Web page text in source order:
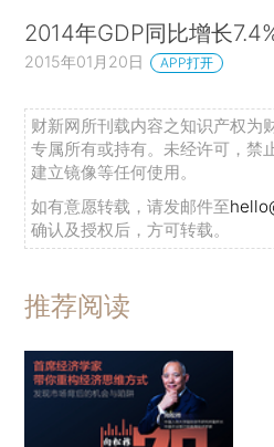
2014年GDP同比增长
2015年01月20日 APP打开
财新网所刊载内容之知识产权为
专属所有或持有。未经许可，禁
建立镜像等任何使用。
如有意愿转载，请发邮件至
确认及授权后，方可转载。
推荐阅读